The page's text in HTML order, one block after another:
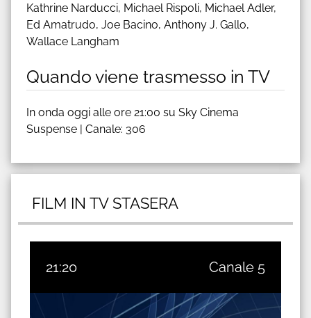
Kathrine Narducci, Michael Rispoli, Michael Adler,
Ed Amatrudo, Joe Bacino, Anthony J. Gallo,
Wallace Langham
Quando viene trasmesso in TV
In onda oggi alle ore 21:00 su Sky Cinema
Suspense | Canale: 306
FILM IN TV STASERA
21:20 Canale 5